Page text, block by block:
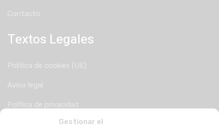
Gestionar el
Contacto
Textos Legales
Política de cookies (UE)
Aviso legal
Política de privacidad